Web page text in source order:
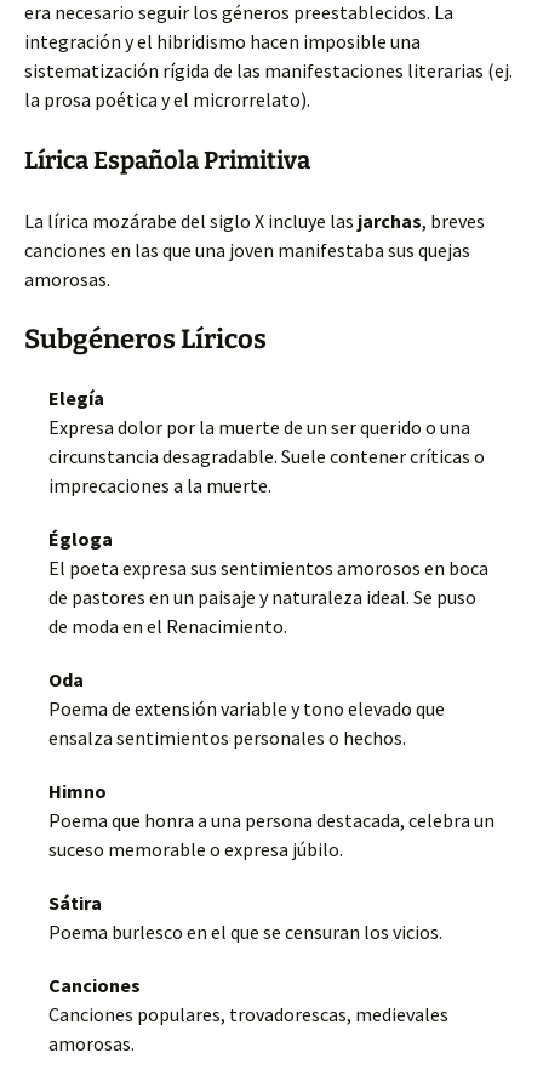
era necesario seguir los géneros preestablecidos. La
integración y el hibridismo hacen imposible una
sistematización rígida de las manifestaciones literarias (ej.
la prosa poética y el microrrelato).
Lírica Española Primitiva
La lírica mozárabe del siglo X incluye las jarchas, breves
canciones en las que una joven manifestaba sus quejas
amorosas.
Subgéneros Líricos
Elegía
Expresa dolor por la muerte de un ser querido o una
circunstancia desagradable. Suele contener críticas o
imprecaciones a la muerte.
Égloga
El poeta expresa sus sentimientos amorosos en boca
de pastores en un paisaje y naturaleza ideal. Se puso
de moda en el Renacimiento.
Oda
Poema de extensión variable y tono elevado que
ensalza sentimientos personales o hechos.
Himno
Poema que honra a una persona destacada, celebra un
suceso memorable o expresa júbilo.
Sátira
Poema burlesco en el que se censuran los vicios.
Canciones
Canciones populares, trovadorescas, medievales
amorosas.